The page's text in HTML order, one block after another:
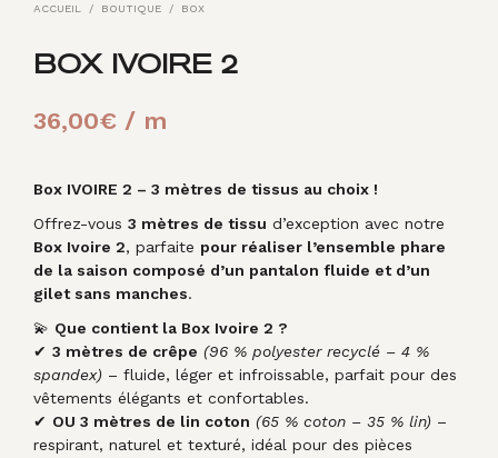
ACCUEIL / BOUTIQUE / BOX
BOX IVOIRE 2
36,00€ / m
Box IVOIRE 2 – 3 mètres de tissus au choix !
Offrez-vous 3 mètres de tissu d’exception avec notre
Box Ivoire 2, parfaite pour réaliser l’ensemble phare
de la saison composé d’un pantalon fluide et d’un
gilet sans manches.
💫 Que contient la Box Ivoire 2 ?
✔ 3 mètres de crêpe (96 % polyester recyclé – 4 %
spandex) – fluide, léger et infroissable, parfait pour des
vêtements élégants et confortables.
✔ OU 3 mètres de lin coton (65 % coton – 35 % lin) –
respirant, naturel et texturé, idéal pour des pièces